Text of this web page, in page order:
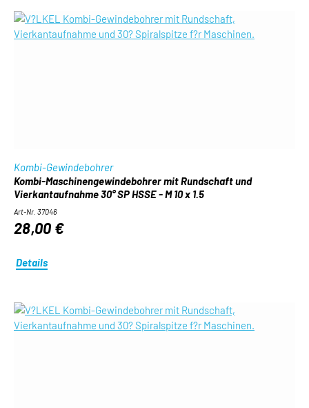
Kombi-Gewindebohrer
Kombi-Maschinengewindebohrer mit Rundschaft und
Vierkantaufnahme 30° SP HSSE - M 10 x 1.5
Art-Nr. 37046
28,00 €
Details